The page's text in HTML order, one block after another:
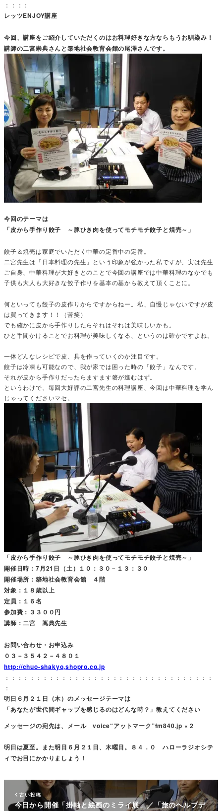
：：：：
レッツENJOY講座
今回、講座をご紹介していただくのはお料理好きな方ならもうお馴染み！
講師の二宮崇典さんと築地社会教育会館の尾澤さんです。
今回のテーマは
「皮から手作り餃子 ～豚ひき肉を使ってモチモチ餃子と焼売～」
餃子＆焼売は家庭でいただく中華の定番中の定番。
二宮先生は「日本料理の先生」という印象が強かった私ですが、実は先生
ご自身、中華料理が大好きとのことで今回の講座では中華料理のなかでも
子供も大人も大好きな餃子作りを基本の基から教えて頂くことに。
何といっても餃子の皮作りからですからねー。私、自慢じゃないですが皮
は買ってきます！！（苦笑）
でも確かに皮から手作りしたらそれはそれは美味しいかも。
ひと手間かけることでお料理が美味しくなる、というのは確かですよね。
一体どんなレシピで皮、具を作っていくのか注目です。
餃子は冷凍も可能なので、我が家では困った時の「餃子」なんです。
それが皮から手作りだったらますます箸が進むはず。
というわけで、毎回大好評の二宮先生の料理講座、今回は中華料理を学ん
じゃってくださいマセ。
「皮から手作り餃子 ～豚ひき肉を使ってモチモチ餃子と焼売～」
開催日時：7月21日（土）１０：３０－１３：３０
開催場所：築地社会教育会館 ４階
対象：１８歳以上
定員：１６名
参加費：３３００円
講師：二宮 嵩典先生
お問い合わせ・お申込み
０３－３５４２－４８０１
http://chuo-shakyo,shopro.co.jp
：：：：：：：：：：：：：：：：：：：：：：：：：：：：：：：：：
：
明日６月２１日（木）のメッセージテーマは
「あなたが世代間ギャップを感じるのはどんな時？」教えてください
メッセージの宛先は、メール voice“アットマーク”fm840.jp ×２
明日は夏至。また明日６月２１日、木曜日。８４．０ ハローラジオシテ
ィでお目にかかりましょう！
古い投稿
今日から開催「掛軸と絵画のミライ展」／「旅のヘルプデ